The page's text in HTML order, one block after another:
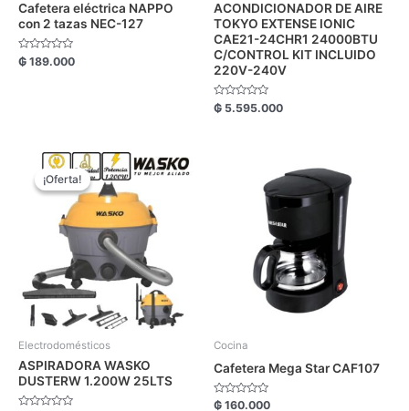
Cafetera eléctrica NAPPO
con 2 tazas NEC-127
Valorado
con
₲ 189.000
ACONDICIONADOR DE AIRE
TOKYO EXTENSE IONIC
CAE21-24CHR1 24000BTU
C/CONTROL KIT INCLUIDO
220V-240V
Valorado
con
₲ 5.595.000
¡Oferta!
¡Oferta!
Electrodomésticos
ASPIRADORA WASKO
DUSTERW 1.200W 25LTS
El
precio
original
era:
₲ 1.050.000.
El
precio
es:
₲ 899.000.
Cocina
Cafetera Mega Star CAF107
Valorado
₲ 160.000